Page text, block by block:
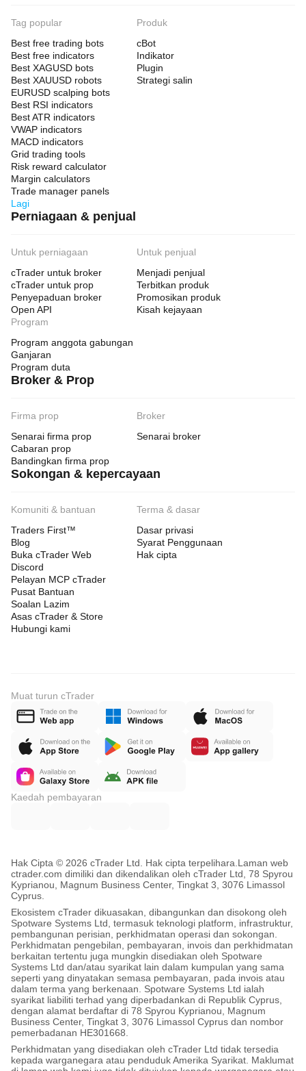
Tag popular
Best free trading bots
Best free indicators
Best XAGUSD bots
Best XAUUSD robots
EURUSD scalping bots
Best RSI indicators
Best ATR indicators
VWAP indicators
MACD indicators
Grid trading tools
Risk reward calculator
Margin calculators
Trade manager panels
Lagi
Produk
cBot
Indikator
Plugin
Strategi salin
Perniagaan & penjual
Untuk perniagaan
cTrader untuk broker
cTrader untuk prop
Penyepaduan broker
Open API
Untuk penjual
Menjadi penjual
Terbitkan produk
Promosikan produk
Kisah kejayaan
Program
Program anggota gabungan
Ganjaran
Program duta
Broker & Prop
Firma prop
Senarai firma prop
Cabaran prop
Bandingkan firma prop
Broker
Senarai broker
Sokongan & kepercayaan
Komuniti & bantuan
Traders First™
Blog
Buka cTrader Web
Discord
Pelayan MCP cTrader
Pusat Bantuan
Soalan Lazim
Asas cTrader & Store
Hubungi kami
Terma & dasar
Dasar privasi
Syarat Penggunaan
Hak cipta
Muat turun cTrader
Kaedah pembayaran
Hak Cipta © 2026 cTrader Ltd. Hak cipta terpelihara. Laman web
ctrader.com dimiliki dan dikendalikan oleh cTrader Ltd, 78 Spyrou
Kyprianou, Magnum Business Center, Tingkat 3, 3076 Limassol
Cyprus.
Ekosistem cTrader dikuasakan, dibangunkan dan disokong oleh
Spotware Systems Ltd, termasuk teknologi platform, infrastruktur,
pembangunan perisian, perkhidmatan operasi dan sokongan.
Perkhidmatan pengebilan, pembayaran, invois dan perkhidmatan
berkaitan tertentu juga mungkin disediakan oleh Spotware
Systems Ltd dan/atau syarikat lain dalam kumpulan yang sama
seperti yang dinyatakan semasa pembayaran, pada invois atau
dalam terma yang berkenaan. Spotware Systems Ltd ialah
syarikat liabiliti terhad yang diperbadankan di Republik Cyprus,
dengan alamat berdaftar di 78 Spyrou Kyprianou, Magnum
Business Center, Tingkat 3, 3076 Limassol Cyprus dan nombor
pemerbadanan HE301668.
Perkhidmatan yang disediakan oleh cTrader Ltd tidak tersedia
kepada warganegara atau penduduk Amerika Syarikat. Maklumat